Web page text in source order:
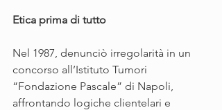
Etica prima di tutto
Nel 1987, denunciò irregolarità in un
concorso all’Istituto Tumori
“Fondazione Pascale” di Napoli,
affrontando logiche clientelari e